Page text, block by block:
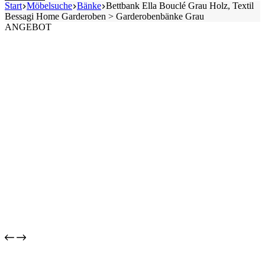
Start Möbelsuche Bänke Bettbank Ella Bouclé Grau Holz, Textil
Bessagi Home Garderoben > Garderobenbänke Grau
ANGEBOT